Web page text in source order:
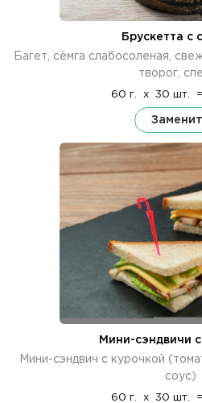
Брускетта с
Багет, сёмга слабосоленая,
творог,
60 г. x 30 шт. =
Мини-сэндвичи
Мини-сэндвич с курочкой
соус)
60 г. x 30 шт. =